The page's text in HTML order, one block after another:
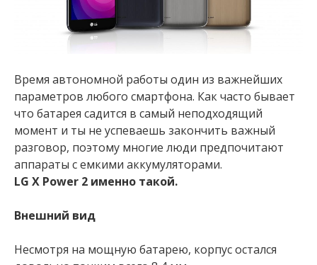
Время автономной работы один из важнейших
параметров любого смартфона. Как часто бывает
что батарея садится в самый неподходящий
момент и ты не успеваешь закончить важный
разговор, поэтому многие люди предпочитают
аппараты с емкими аккумуляторами.
LG X Power 2 именно такой.
Внешний вид
Несмотря на мощную батарею, корпус остался